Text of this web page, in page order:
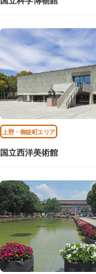
上野・御徒町エリア
国立西洋美術館